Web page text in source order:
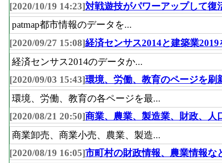
[2020/10/19 14:23]対戦遊技がパワーアップして復
patmap都市情報のデータを...
[2020/09/27 15:08]経済センサス2014と建築業2019
経済センサス2014のデータか...
[2020/09/03 15:43]環境、労働、教育のページを刷
環境、労働、教育の各ページを最...
[2020/08/21 20:50]商業、農業、製造業、財政、人
商業卸売、商業小売、農業、製造...
[2020/08/19 16:05]市町村の財政情報、農業情報な